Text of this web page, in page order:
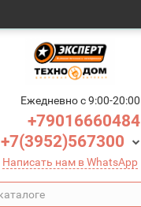
Ежедневно c 9:00-20:00
+79016660484
+7(3952)567300
Написать нам в WhatsApp